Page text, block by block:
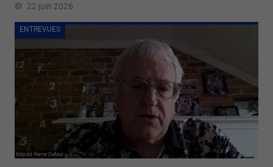
22 juin 2026
ENTREVUES